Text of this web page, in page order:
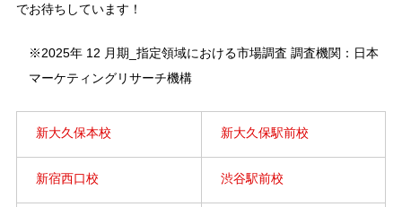
でお待ちしています！
※2025年 12 月期_指定領域における市場調査 調査機関：日本
マーケティングリサーチ機構
新大久保本校 新大久保駅前校
新宿西口校 渋谷駅前校